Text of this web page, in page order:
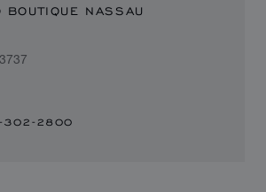
BOUTIQUE NASSAU
302-2800